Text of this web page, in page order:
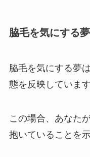
脇毛を気にする夢
脇毛を気にする夢
態を反映しています
この場合、あなた
抱いていることを